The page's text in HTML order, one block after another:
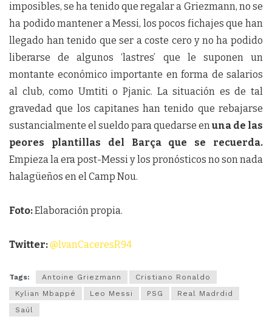
imposibles, se ha tenido que regalar a Griezmann, no se
ha podido mantener a Messi, los pocos fichajes que han
llegado han tenido que ser a coste cero y no ha podido
liberarse de algunos ‘lastres’ que le suponen un
montante económico importante en forma de salarios
al club, como Umtiti o Pjanic. La situación es de tal
gravedad que los capitanes han tenido que rebajarse
sustancialmente el sueldo para quedarse enuna de las
peores plantillas del Barça que se recuerda.
Empieza la era post-Messi y los pronósticos no son nada
halagüeños en el Camp Nou.
Foto:Elaboración propia.
Twitter:@IvanCaceresR94
Tags: Antoine Griezmann
Cristiano Ronaldo
Kylian Mbappé
Leo Messi PSG
Real Madrdid
Saúl